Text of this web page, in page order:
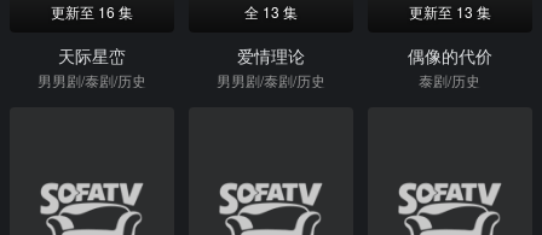
更新至 16 集
天际星峦
男男剧/泰剧/历史
全 13 集
爱情理论
男男剧/泰剧/历史
更新至 13 集
偶像的代价
泰剧/历史